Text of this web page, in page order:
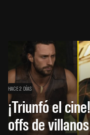
HACE 2 DÍAS
¡Triunfó el
offs de